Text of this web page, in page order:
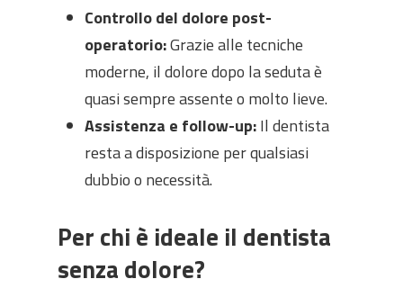
Controllo del dolore post-
operatorio:Grazie alle tecniche
moderne, il dolore dopo la seduta è
quasi sempre assente o molto lieve.
Assistenza e follow-up:Il dentista
resta a disposizione per qualsiasi
dubbio o necessità.
Per chi è ideale il dentista
senza dolore?